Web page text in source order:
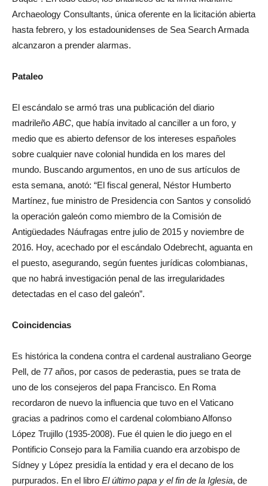
Archaeology Consultants, única oferente en la licitación abierta
hasta febrero, y los estadounidenses de Sea Search Armada
alcanzaron a prender alarmas.
Pataleo
El escándalo se armó tras una publicación del diario
madrileño ABC, que había invitado al canciller a un foro, y
medio que es abierto defensor de los intereses españoles
sobre cualquier nave colonial hundida en los mares del
mundo. Buscando argumentos, en uno de sus artículos de
esta semana, anotó: “El fiscal general, Néstor Humberto
Martínez, fue ministro de Presidencia con Santos y consolidó
la operación galeón como miembro de la Comisión de
Antigüedades Náufragas entre julio de 2015 y noviembre de
2016. Hoy, acechado por el escándalo Odebrecht, aguanta en
el puesto, asegurando, según fuentes jurídicas colombianas,
que no habrá investigación penal de las irregularidades
detectadas en el caso del galeón”.
Coincidencias
Es histórica la condena contra el cardenal australiano George
Pell, de 77 años, por casos de pederastia, pues se trata de
uno de los consejeros del papa Francisco. En Roma
recordaron de nuevo la influencia que tuvo en el Vaticano
gracias a padrinos como el cardenal colombiano Alfonso
López Trujillo (1935-2008). Fue él quien le dio juego en el
Pontificio Consejo para la Familia cuando era arzobispo de
Sídney y López presidía la entidad y era el decano de los
purpurados. En el libro El último papa y el fin de la Iglesia, de